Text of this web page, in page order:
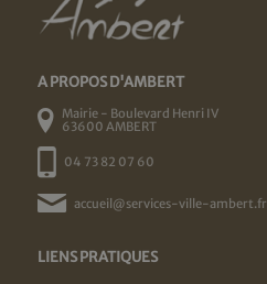
A PROPOS D'AMBERT
Mairie - Boulevard Henri IV
63600 AMBERT
04 73 82 07 60
accueil@services-ville-ambert.fr
LIENS PRATIQUES